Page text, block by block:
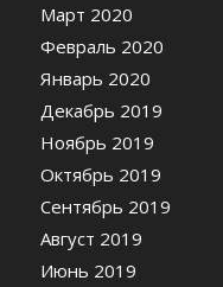
Март 2020
Февраль 2020
Январь 2020
Декабрь 2019
Ноябрь 2019
Октябрь 2019
Сентябрь 2019
Август 2019
Июнь 2019